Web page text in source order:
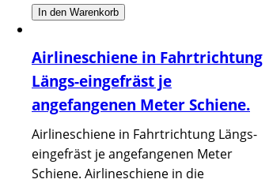
In den Warenkorb
Airlineschiene in Fahrtrichtung
Längs-eingefräst je
angefangenen Meter Schiene.
Airlineschiene in Fahrtrichtung Längs-
eingefräst je angefangenen Meter
Schiene. Airlineschiene in die